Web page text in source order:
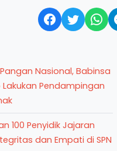
Nasional, Babinsa
Pendampingan
100 Penyidik Jajaran
dan Empati di SPN